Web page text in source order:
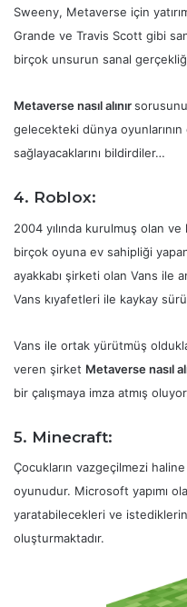
Sweeny, Metaverse için
Grande ve Travis Scott gibi
birçok unsurun sanal
Metaverse nasıl alınır
gelecekteki dünya oyunlarının
sağlayacaklarını bildirdiler…
4. Roblox:
2004 yılında kurulmuş olan ve
birçok oyuna ev sahipliği
ayakkabı şirketi olan Vans ile
Vans kıyafetleri ile kaykay
Vans ile ortak yürütmüş
veren şirket Metaverse nasıl
bir çalışmaya imza atmış
5. Minecraft:
Çocukların vazgeçilmezi
oyunudur. Microsoft yapımı
yaratabilecekleri ve
oluşturmaktadır.